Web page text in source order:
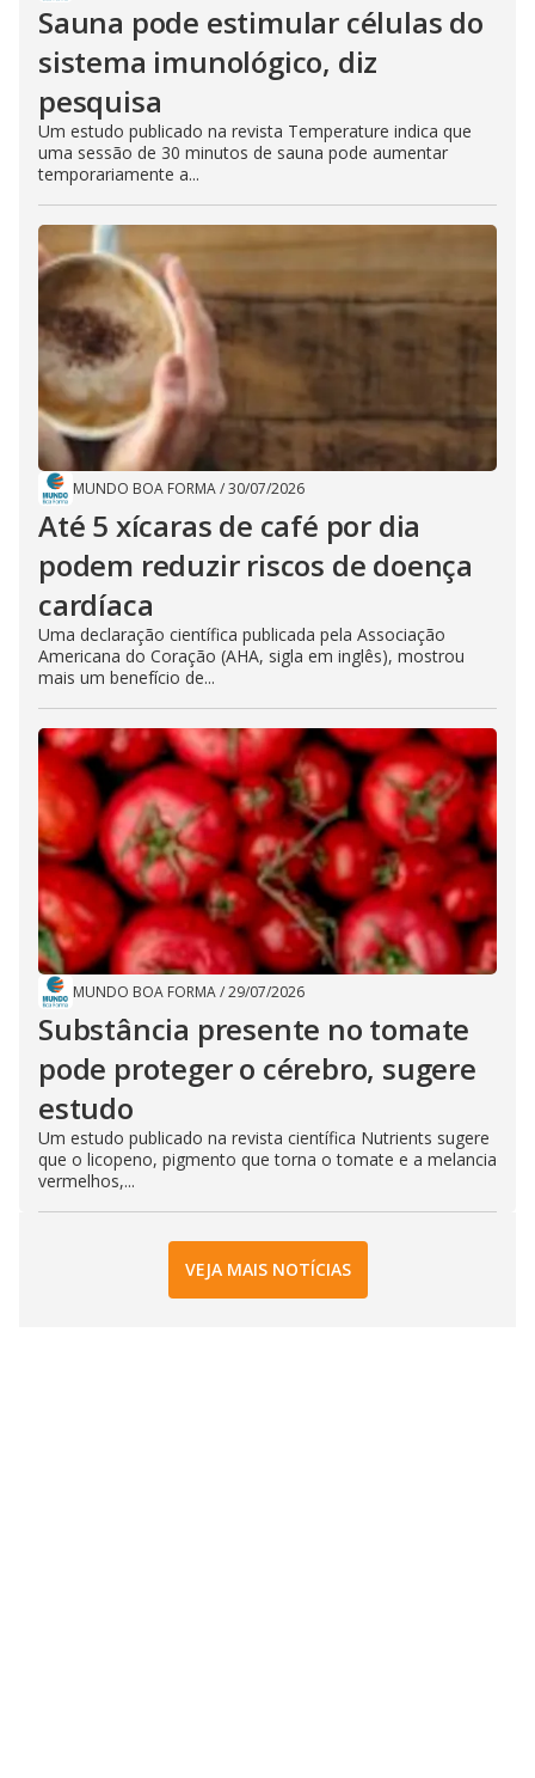
Sauna pode estimular células do
sistema imunológico, diz
pesquisa
Um estudo publicado na revista Temperature indica que
uma sessão de 30 minutos de sauna pode aumentar
temporariamente a...
MUNDO BOA FORMA/30/07/2026
Até 5 xícaras de café por dia
podem reduzir riscos de doença
cardíaca
Uma declaração científica publicada pela Associação
Americana do Coração (AHA, sigla em inglês), mostrou
mais um benefício de...
MUNDO BOA FORMA/29/07/2026
Substância presente no tomate
pode proteger o cérebro, sugere
estudo
Um estudo publicado na revista científica Nutrients sugere
que o licopeno, pigmento que torna o tomate e a melancia
vermelhos,...
VEJA MAIS NOTÍCIAS